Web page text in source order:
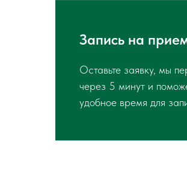
Запись на
Оставьте заявку, мы
через 5 минут и
удобное время для